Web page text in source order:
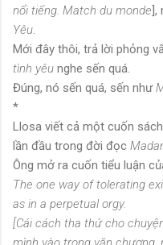
nổi tiếng. Match du monde],
Yêu
Mới đây thôi, trả lời phỏng
tình yêu nghe sến quá.
Đúng, nó sến quá, sến như
*
Llosa viết cả một cuốn
lần đầu trong đời đọc
Ông mở ra cuốn tiểu luận
The one way of tolerating
as in a perpetual orgy.
[Cái cách tha thứ cho